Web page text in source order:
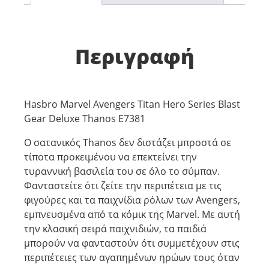
Περιγραφή
Hasbro Marvel Avengers Titan Hero Series Blast
Gear Deluxe Thanos E7381
Ο σατανικός Thanos δεν διστάζει μπροστά σε
τίποτα προκειμένου να επεκτείνει την
τυραννική βασιλεία του σε όλο το σύμπαν.
Φανταστείτε ότι ζείτε την περιπέτεια με τις
φιγούρες και τα παιχνίδια ρόλων των Avengers,
εμπνευσμένα από τα κόμικ της Marvel. Με αυτή
την κλασική σειρά παιχνιδιών, τα παιδιά
μπορούν να φανταστούν ότι συμμετέχουν στις
περιπέτειες των αγαπημένων ηρώων τους όταν